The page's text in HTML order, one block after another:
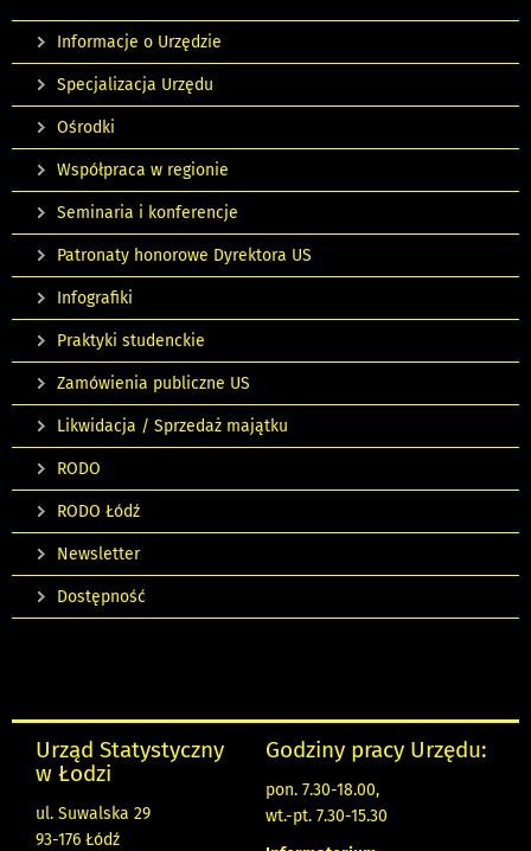
Informacje o Urzędzie
Specjalizacja Urzędu
Ośrodki
Współpraca w regionie
Seminaria i konferencje
Patronaty honorowe Dyrektora US
Infografiki
Praktyki studenckie
Zamówienia publiczne US
Likwidacja / Sprzedaż majątku
RODO
RODO Łódź
Newsletter
Dostępność
Urząd Statystyczny
w Łodzi
ul. Suwalska 29
93-176 Łódź
Godziny pracy Urzędu:
pon. 7.30-18.00,
wt.-pt. 7.30-15.30